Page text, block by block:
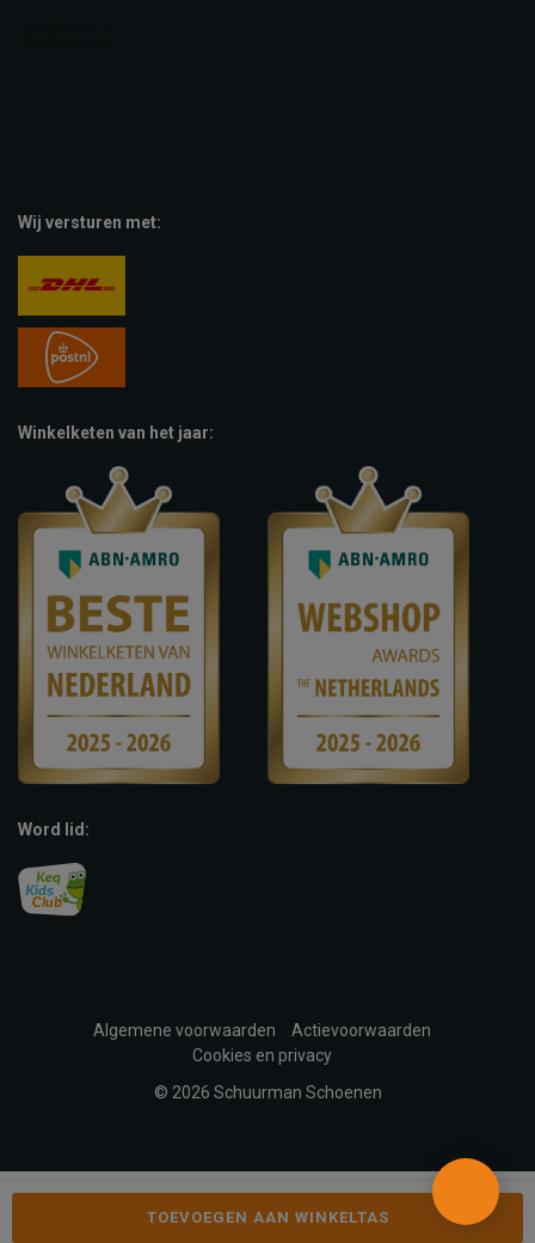
TOEVOEGEN AAN WINKELTAS
Wij versturen met:
Winkelketen van het jaar:
Word lid:
Algemene voorwaarden
Actievoorwaarden
Cookies en privacy
© 2026 Schuurman Schoenen